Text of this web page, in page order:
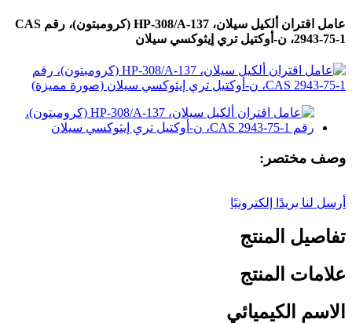
عامل اقتران ألكيل سيلان، HP-308/A-137 (كرومبتون)، رقم CAS
2943-75-1، ن-أوكتيل تري إيثوكسي سيلان
وصف مختصر:
أرسل لنا بريدًا إلكترونيًا
تفاصيل المنتج
علامات المنتج
الاسم الكيميائي